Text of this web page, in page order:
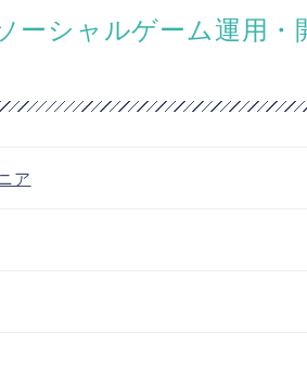
ーシャルゲーム運用・
ア